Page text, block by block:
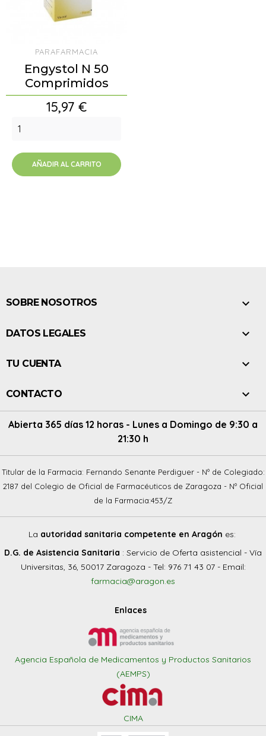
PARAFARMACIA
Engystol N 50
Comprimidos
Precio
15,97 €
AÑADIR AL CARRITO
SOBRE NOSOTROS 
DATOS LEGALES 
TU CUENTA 
CONTACTO 
Abierta 365 días 12 horas - Lunes a Domingo de 9:30 a
21:30 h
Titular de la Farmacia: Fernando Senante Perdiguer - Nº de Colegiado:
2187 del Colegio de Oficial de Farmacéuticos de Zaragoza - Nº Oficial
de la Farmacia:453/Z
La autoridad sanitaria competente en Aragón es:
D.G. de Asistencia Sanitaria : Servicio de Oferta asistencial - Vía
Universitas, 36, 50017 Zaragoza - Tel: 976 71 43 07 - Email:
farmacia@aragon.es
Enlaces
Agencia Española de Medicamentos y Productos Sanitarios
(AEMPS)
CIMA